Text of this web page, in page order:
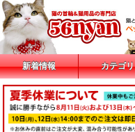
新着情報 カテゴリ